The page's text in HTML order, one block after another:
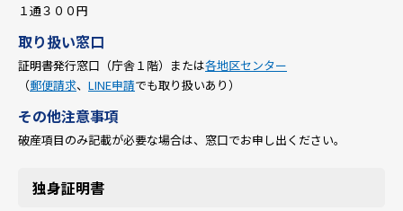
１通３００円
取り扱い窓口
証明書発行窓口（庁舎１階）または各地区センター
（郵便請求、 LINE申請でも取り扱いあり）
その他注意事項
破産項目のみ記載が必要な場合は、窓口でお申し出ください。
独身証明書